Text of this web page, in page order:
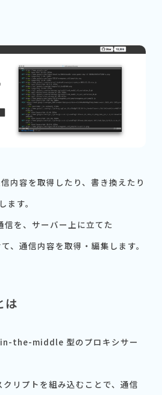
内容を取得したり、書き換えたり
ます。
を、サーバー上に立てた
、通信内容を取得・編集します。
は
the-middle 型のプロキシサー
リプトを組み込むことで、通信